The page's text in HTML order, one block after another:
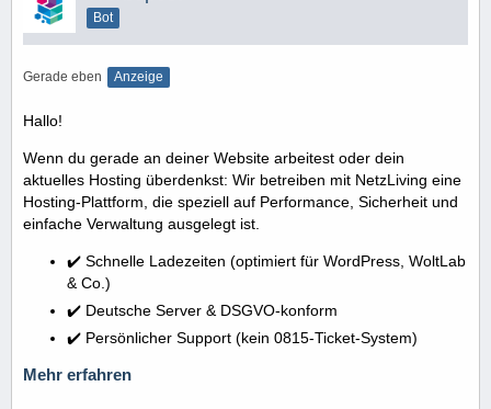
Bot
Gerade eben Anzeige
Hallo!
Wenn du gerade an deiner Website arbeitest oder dein
aktuelles Hosting überdenkst: Wir betreiben mit NetzLiving eine
Hosting-Plattform, die speziell auf Performance, Sicherheit und
einfache Verwaltung ausgelegt ist.
✔️ Schnelle Ladezeiten (optimiert für WordPress, WoltLab
& Co.)
✔️ Deutsche Server & DSGVO-konform
✔️ Persönlicher Support (kein 0815-Ticket-System)
Mehr erfahren